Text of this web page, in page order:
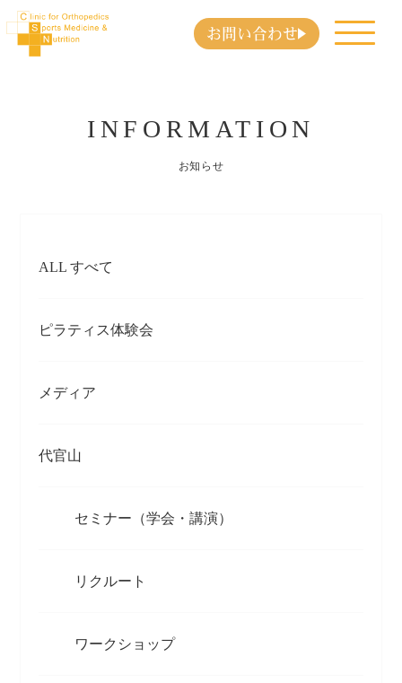
お問い合わせ
INFORMATION
お知らせ
ALL すべて
ピラティス体験会
メディア
代官山
セミナー（学会・講演）
リクルート
ワークショップ